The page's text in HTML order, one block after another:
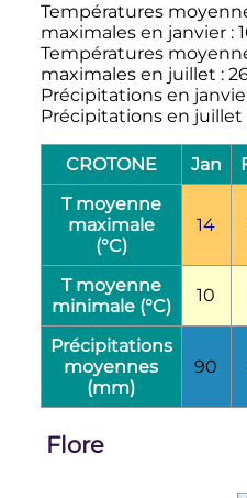
Températures
maximales en janvier :
Températures
maximales en juillet :
Précipitations en
Précipitations en juillet
CROTONE Jan
T moyenne
maximale
(°C)
14
T moyenne
minimale (°C)
10
Précipitations
moyennes
(mm)
90
Flore